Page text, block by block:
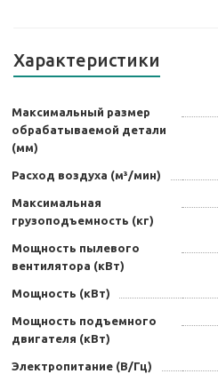
Характеристики
Максимальный размер
обрабатываемой детали
(мм)
Расход воздуха (м³/мин)
Максимальная
грузоподъемность (кг)
Мощность пылевого
вентилятора (кВт)
Мощность (кВт)
Мощность подъемного
двигателя (кВт)
Электропитание (В/Гц)